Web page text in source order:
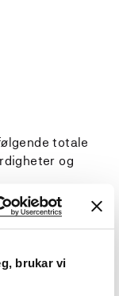
brukar vi
totale
og
fenomenet
praktisk og